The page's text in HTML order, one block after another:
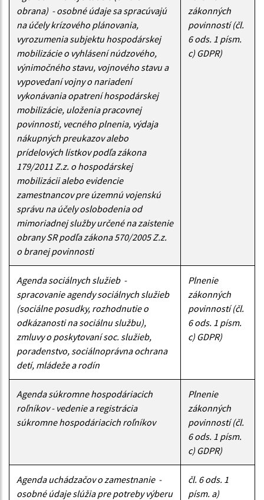
obrana) - osobné údaje sa spracúvajú
na účely krízového plánovania,
vyrozumenia subjektu hospodárskej
mobilizácie o vyhlásení núdzového,
výnimočného stavu, vojnového stavu a
vypovedaní vojny o nariadení
vykonávania opatrení hospodárskej
mobilizácie, uloženia pracovnej
povinnosti, vecného plnenia, výdaja
nákupných preukazov alebo
prídelových lístkov podľa zákona
179/2011 Z.z. o hospodárskej
mobilizácii alebo evidencie
zamestnancov pre územnú vojenskú
správu na účely oslobodenia od
mimoriadnej služby určené na zaistenie
obrany SR podľa zákona 570/2005 Z.z.
o branej povinnosti
zákonných
povinností (čl.
6 ods. 1 písm.
c) GDPR)
Agenda sociálnych služieb -
spracovanie agendy sociálnych služieb
(sociálne posudky, rozhodnutie o
odkázanosti na sociálnu službu),
zmluvy o poskytovaní soc. služieb,
poradenstvo, sociálnoprávna ochrana
detí, mládeže a rodín
Plnenie
zákonných
povinností (čl.
6 ods. 1 písm.
c) GDPR)
Agenda súkromne hospodáriacich
roľníkov - vedenie a registrácia
súkromne hospodáriacich roľníkov
Plnenie
zákonných
povinností (čl.
6 ods. 1 písm.
c) GDPR)
Agenda uchádzačov o zamestnanie -
osobné údaje slúžia pre potreby výberu
čl. 6 ods. 1
písm. a)